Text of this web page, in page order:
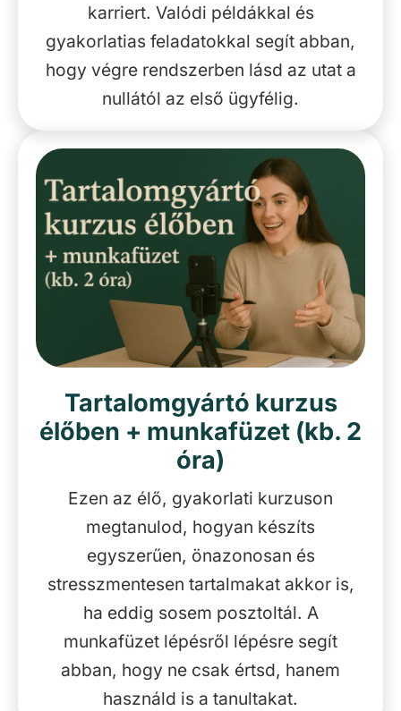
karriert. Valódi példákkal és
gyakorlatias feladatokkal segít abban,
hogy végre rendszerben lásd az utat a
nullától az első ügyfélig.
Tartalomgyártó kurzus
élőben + munkafüzet (kb. 2
óra)
Ezen az élő, gyakorlati kurzuson
megtanulod, hogyan készíts
egyszerűen, önazonosan és
stresszmentesen tartalmakat akkor is,
ha eddig sosem posztoltál. A
munkafüzet lépésről lépésre segít
abban, hogy ne csak értsd, hanem
használd is a tanultakat.